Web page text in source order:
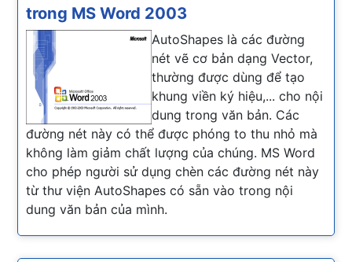
trong MS Word 2003
AutoShapes là các đường
nét vẽ cơ bản dạng Vector,
thường được dùng để tạo
khung viền ký hiệu,... cho nội
dung trong văn bản. Các
đường nét này có thể được phóng to thu nhỏ mà
không làm giảm chất lượng của chúng. MS Word
cho phép người sử dụng chèn các đường nét này
từ thư viện AutoShapes có sẵn vào trong nội
dung văn bản của mình.